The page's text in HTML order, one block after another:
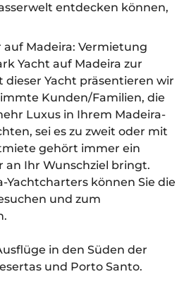
entdecken können,
Madeira: Vermietung
Yacht auf Madeira zur
Yacht präsentieren wir
Kunden/Familien, die
Luxus in Ihrem Madeira-
sei es zu zweit oder mit
gehört immer ein
an Ihr Wunschziel bringt.
Yachtcharters können Sie die
und zum
in den Süden der
und Porto Santo.